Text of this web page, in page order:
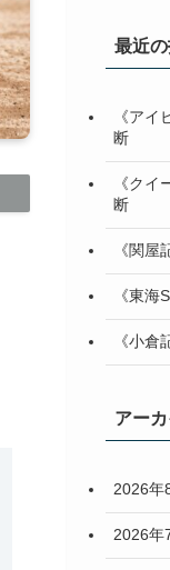
最近
《ア
断
《ク
断
《関
《東
《小
アー
2026年
2026年